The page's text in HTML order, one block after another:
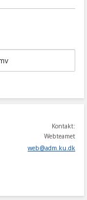
Kontakt:
Webteamet
web@adm.ku.dk